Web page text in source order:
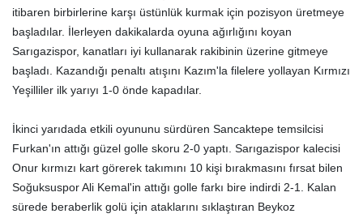
itibaren birbirlerine karşı üstünlük kurmak için pozisyon üretmeye
başladılar. İlerleyen dakikalarda oyuna ağırlığını koyan
Sarıgazispor, kanatları iyi kullanarak rakibinin üzerine gitmeye
başladı. Kazandığı penaltı atışını Kazım'la filelere yollayan Kırmızı
Yeşilliler ilk yarıyı 1-0 önde kapadılar.
İkinci yarıdada etkili oyununu sürdüren Sancaktepe temsilcisi
Furkan'ın attığı güzel golle skoru 2-0 yaptı. Sarıgazispor kalecisi
Onur kırmızı kart görerek takımını 10 kişi bırakmasını fırsat bilen
Soğuksuspor Ali Kemal'in attığı golle farkı bire indirdi 2-1. Kalan
sürede beraberlik golü için ataklarını sıklaştıran Beykoz